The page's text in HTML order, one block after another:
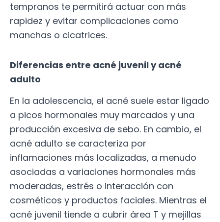
tempranos te permitirá actuar con más
rapidez y evitar complicaciones como
manchas o cicatrices.
Diferencias entre acné juvenil y acné
adulto
En la adolescencia, el acné suele estar ligado
a picos hormonales muy marcados y una
producción excesiva de sebo. En cambio, el
acné adulto se caracteriza por
inflamaciones más localizadas, a menudo
asociadas a variaciones hormonales más
moderadas, estrés o interacción con
cosméticos y productos faciales. Mientras el
acné juvenil tiende a cubrir área T y mejillas